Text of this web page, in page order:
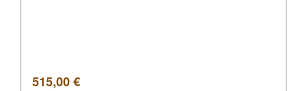
Regulärer Preis:
515,00 €